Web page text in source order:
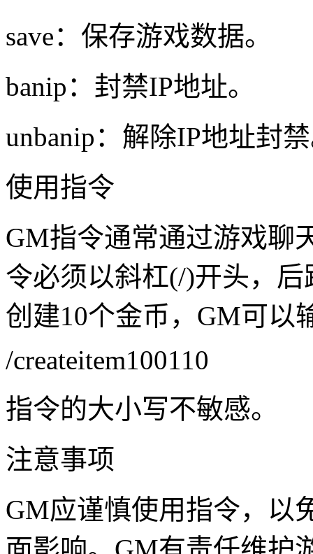
save：保存游戏数据。
banip：封禁IP地址。
unbanip：解除IP地址封
使用指令
GM指令通常通过游戏聊
令必须以斜杠(/)开头，
创建10个金币，GM可以
/createitem100110
指令的大小写不敏感。
注意事项
GM应谨慎使用指令，以